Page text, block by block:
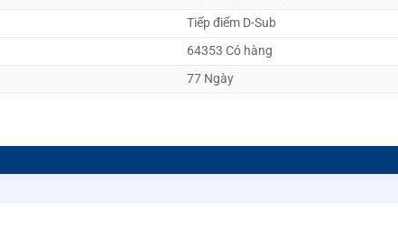
Tiếp điểm D-Sub
64353 Có hàng
77 Ngày